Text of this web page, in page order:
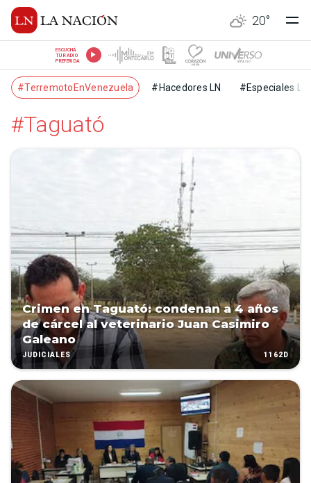
20°
ESCUCHÁ
TU RADIO
PREFERIDA
#TerremotoEnVenezuela #Hacedores LN #Especiales LN
#Taguató
Crimen en Taguató: condenan a 4 años
de cárcel al veterinario Juan Casimiro
Galeano
JUDICIALES 1162D